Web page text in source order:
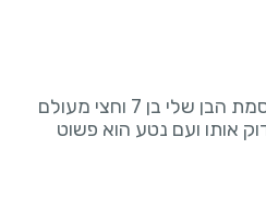
רופאה מהממת ממש קוסמת הבן שלי בן 7 וחצי מעולם
אותו ועם נטע הוא פשוט